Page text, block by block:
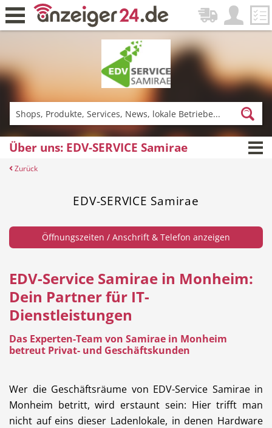
Zurück
Fitness & Sport Lieferservice
Hotel Beauty & Wellness
Auto Handwerk
Zurück
EDV-SERVICE Samirae
Öffnungszeiten / Anschrift & Telefon anzeigen
Über uns: EDV-SERVICE Samirae
EDV-Service Samirae in Monheim:
Dein Partner für IT-
Dienstleistungen
Das Experten-Team von Samirae in Monheim
betreut Privat- und Geschäftskunden
Wer die Geschäftsräume von EDV-Service Samirae in
Monheim betritt, wird erstaunt sein: Hier trifft man
nicht auf eins dieser Ladenlokale, in denen Hardware